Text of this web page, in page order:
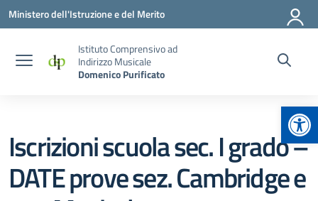
Vai ai contenuti
Vai al menu di navigazione
Vai al footer
Ministero dell'Istruzione e del Merito
Istituto Comprensivo ad
Indirizzo Musicale
Domenico Purificato
Iscrizioni scuola sec. I grado –
DATE prove sez. Cambridge e